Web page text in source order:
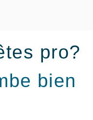
pro?
bien